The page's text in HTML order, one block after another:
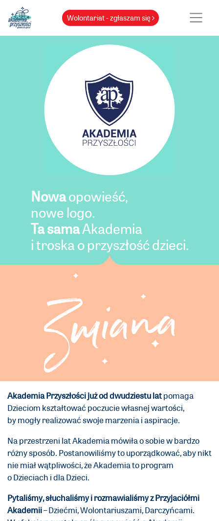
Wolontariat - zgłaszam się
Nowaopowieść,
nowe logo.
Ta samaAkademia
i troska o przyszłość dzieci.
Akademia Przyszłości już od dwudziestu latpomaga
Dzieciom kształtować poczucie własnej wartości,
by mogły realizować swoje marzenia i aspiracje.
Na przestrzeni lat Akademia mówiła o sobie w bardzo
różny sposób. Postanowiliśmy to uporządkować, aby nikt
nie miał wątpliwości, że Akademia to program
o Dzieciach i dla Dzieci.
Pytaliśmy, słuchaliśmy i rozmawialiśmy z Przyjaciółmi
Akademii– Dziećmi, Wolontariuszami, Darczyńcami.